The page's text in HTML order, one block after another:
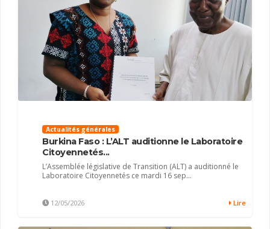
Actualités générales
Burkina Faso : L’ALT auditionne le Laboratoire
Citoyennetés...
L’Assemblée législative de Transition (ALT) a auditionné le
Laboratoire Citoyennetés ce mardi 16 sep...
12/05/2026 Lire